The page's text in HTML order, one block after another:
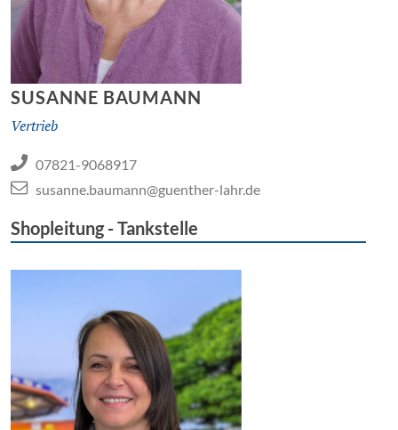
SUSANNE BAUMANN
Vertrieb
07821-9068917
susanne.baumann@guenther-lahr.de
Shopleitung - Tankstelle